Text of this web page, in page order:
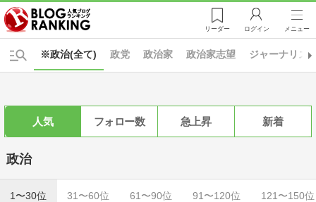
リーダー ログイン メニュー
※政治(全て) 政党 政治家 政治家志望 ジャーナリズ
人気 フォロー数 急上昇 新着
政治
1〜30位 31〜60位 61〜90位 91〜120位 121〜150位